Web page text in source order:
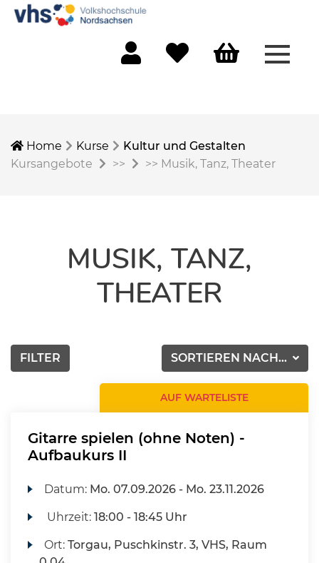
Home Kurse
Kultur und Gestalten
Kursangebote
>> >> Musik, Tanz, Theater
MUSIK, TANZ,
THEATER
SORTIEREN NACH...
FILTER
AUF WARTELISTE
Gitarre spielen (ohne Noten) -
Aufbaukurs II
Datum: Mo. 07.09.2026 - Mo. 23.11.2026
Uhrzeit:18:00 - 18:45 Uhr
Ort:Torgau, Puschkinstr. 3, VHS, Raum